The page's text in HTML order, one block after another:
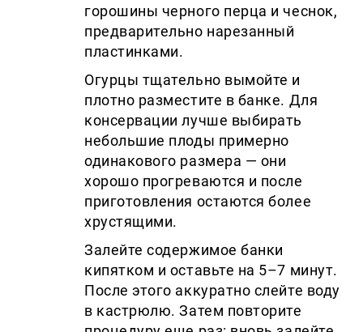
горошины черного перца и чеснок,
предварительно нарезанный
пластинками.
Огурцы тщательно вымойте и
плотно разместите в банке. Для
консервации лучше выбирать
небольшие плоды примерно
одинакового размера — они
хорошо прогреваются и после
приготовления остаются более
хрустящими.
Залейте содержимое банки
кипятком и оставьте на 5–7 минут.
После этого аккуратно слейте воду
в кастрюлю. Затем повторите